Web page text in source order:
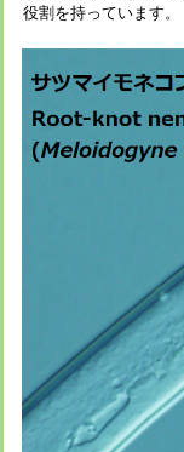
役割を持っています。